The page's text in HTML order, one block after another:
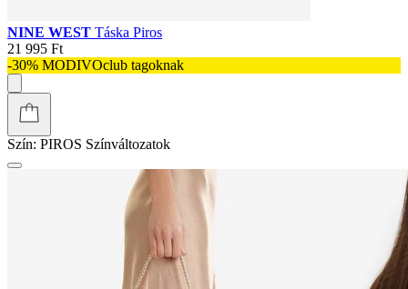
NINE WEST Táska Piros
21 995 Ft
-30% MODIVOclub tagoknak
Szín: PIROS Színváltozatok